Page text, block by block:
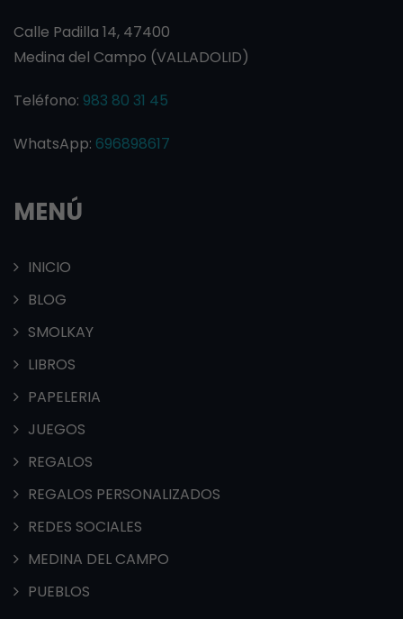
Calle Padilla 14, 47400
Medina del Campo (VALLADOLID)
Teléfono: 983 80 31 45
WhatsApp: 696898617
MENÚ
INICIO
BLOG
SMOLKAY
LIBROS
PAPELERIA
JUEGOS
REGALOS
REGALOS PERSONALIZADOS
REDES SOCIALES
MEDINA DEL CAMPO
PUEBLOS